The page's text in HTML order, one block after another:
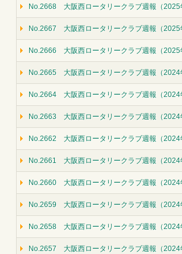
No.2668 大阪西ロータリークラブ週報（2025
No.2667 大阪西ロータリークラブ週報（2025
No.2666 大阪西ロータリークラブ週報（2025
No.2665 大阪西ロータリークラブ週報（2024
No.2664 大阪西ロータリークラブ週報（2024
No.2663 大阪西ロータリークラブ週報（2024
No.2662 大阪西ロータリークラブ週報（2024
No.2661 大阪西ロータリークラブ週報（2024
No.2660 大阪西ロータリークラブ週報（2024
No.2659 大阪西ロータリークラブ週報（2024
No.2658 大阪西ロータリークラブ週報（2024
No.2657 大阪西ロータリークラブ週報（2024